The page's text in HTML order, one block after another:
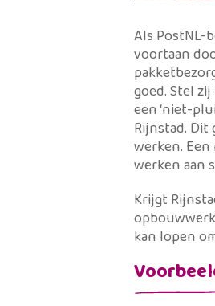
Als PostNL-
voortaan
goed. Stel
een ‘niet-
Rijnstad.
werken.
werken aan
Krijgt
kan lopen